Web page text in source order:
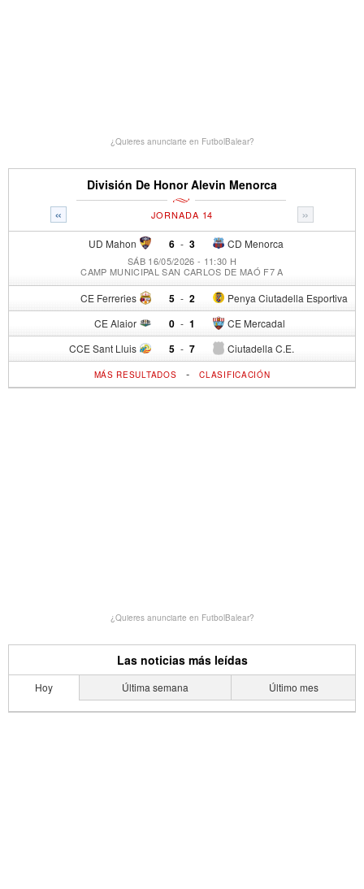
¿Quieres anunciarte en FutbolBalear?
División De Honor Alevin Menorca
« »
JORNADA 14
UD Mahon 6 - CD Menorca
3
SÁB 16/05/2026 - 11:30 H
CAMP MUNICIPAL SAN CARLOS DE MAÓ F7 A
CE Ferreries 5 - Penya Ciutadella Esportiva
2
CE Alaior 0 - CE Mercadal
1
CCE Sant Lluis 5 - Ciutadella C.E.
7
MÁS RESULTADOS -CLASIFICACIÓN
¿Quieres anunciarte en FutbolBalear?
Las noticias más leídas
Hoy Última semana Último mes